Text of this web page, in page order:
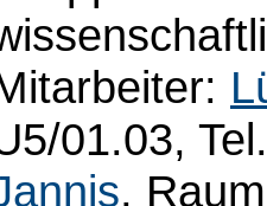
01.03,
,